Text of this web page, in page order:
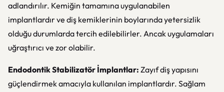
adlandırılır. Kemiğin tamamına uygulanabilen
implantlardır ve diş kemiklerinin boylarında yetersizlik
olduğu durumlarda tercih edilebilirler. Ancak uygulamaları
uğraştırıcı ve zor olabilir.
Endodontik Stabilizatör İmplantlar: Zayıf diş yapısını
güçlendirmek amacıyla kullanılan implantlardır. Sağlam